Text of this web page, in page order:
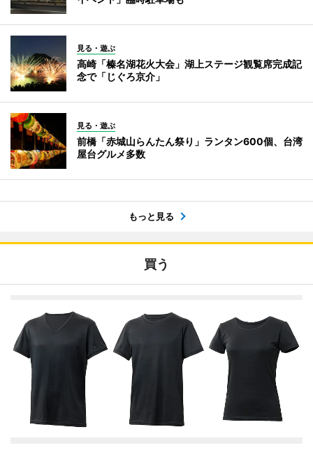
見る・遊ぶ
高崎「榛名湖花火大会」湖上ステージ観覧席完成記
念で「じぐろ京介」
見る・遊ぶ
前橋「赤城山らんたん祭り」ランタン600個、台湾
屋台グルメ多数
もっと見る
買う